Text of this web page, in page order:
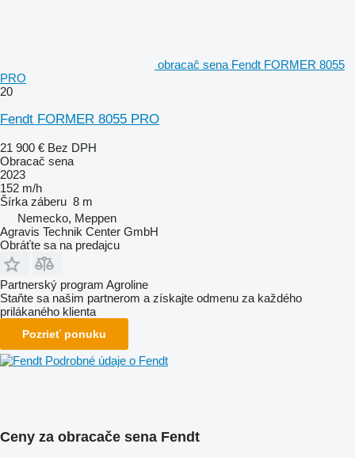
obracač sena Fendt FORMER 8055
PRO
20
Fendt FORMER 8055 PRO
21 900 € Bez DPH
Obracač sena
2023
152 m/h
Šírka záberu 8 m
Nemecko, Meppen
Agravis Technik Center GmbH
Obráťte sa na predajcu
Partnerský program Agroline
Staňte sa našim partnerom a získajte odmenu za každého
prilákaného klienta
Pozrieť ponuku
Podrobné údaje o Fendt
Ceny za obracače sena Fendt